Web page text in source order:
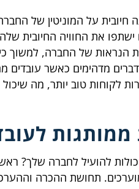
חיובית על המוניטין של
את החוויה החיובית
הנראות של החברה, למשוך
מדהימים כאשר עובדים
לקוחות טוב יותר, מה
להועיל לחברה שלך?
תחושת ההכרה